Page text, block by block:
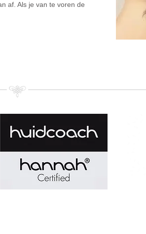
af. Als je van te voren de